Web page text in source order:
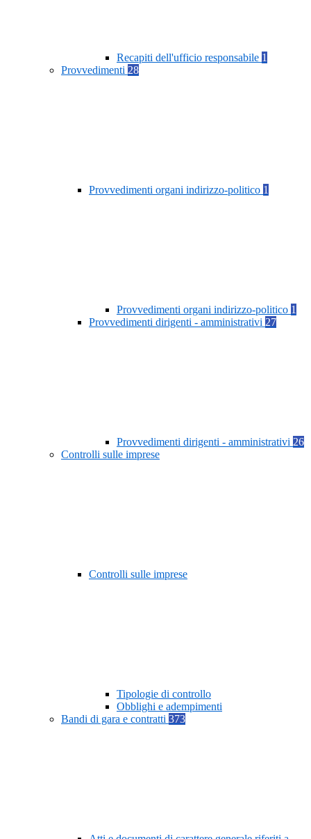
Recapiti dell'ufficio responsabile 1
Provvedimenti 28
Provvedimenti organi indirizzo-politico 1
Provvedimenti organi indirizzo-politico 1
Provvedimenti dirigenti - amministrativi 27
Provvedimenti dirigenti - amministrativi 26
Controlli sulle imprese
Controlli sulle imprese
Tipologie di controllo
Obblighi e adempimenti
Bandi di gara e contratti 373